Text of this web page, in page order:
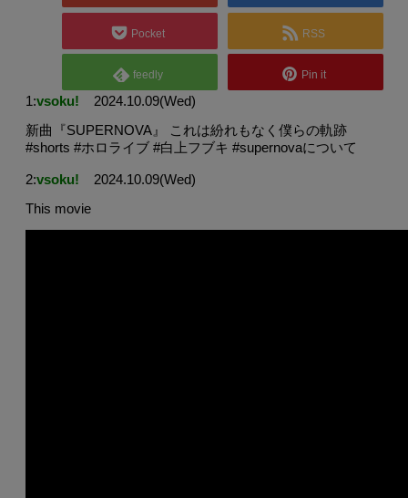
Pocket RSS
feedly Pin it
1:vsoku!
2024.10.09(Wed)
新曲『SUPERNOVA』 これは紛れもなく僕らの軌跡
#shorts #ホロライブ #白上フブキ #supernovaについて
2:vsoku!
2024.10.09(Wed)
This movie